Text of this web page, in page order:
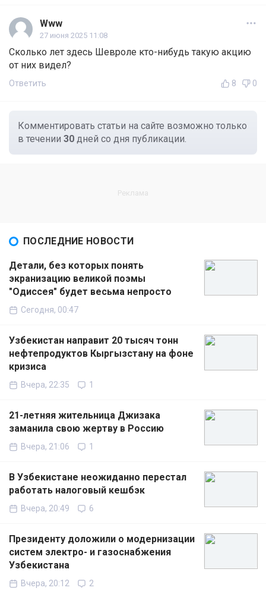
Www
27 июня 2025 11:08
Сколько лет здесь Шевроле кто-нибудь такую акцию
от них видел?
Ответить 8 0
Комментировать статьи на сайте возможно только
в течении 30 дней со дня публикации.
ПОСЛЕДНИЕ НОВОСТИ
Детали, без которых понять
экранизацию великой поэмы
"Одиссея" будет весьма непросто
Сегодня, 00:47
Узбекистан направит 20 тысяч тонн
нефтепродуктов Кыргызстану на фоне
кризиса
Вчера, 22:35 1
21-летняя жительница Джизака
заманила свою жертву в Россию
Вчера, 21:06 1
В Узбекистане неожиданно перестал
работать налоговый кешбэк
Вчера, 20:49 6
Президенту доложили о модернизации
систем электро- и газоснабжения
Узбекистана
Вчера, 20:12 2